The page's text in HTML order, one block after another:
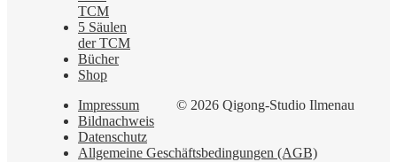
TCM
5 Säulen
der TCM
Bücher
Shop
© 2026 Qigong-Studio Ilmenau
Impressum
Bildnachweis
Datenschutz
Allgemeine Geschäftsbedingungen (AGB)